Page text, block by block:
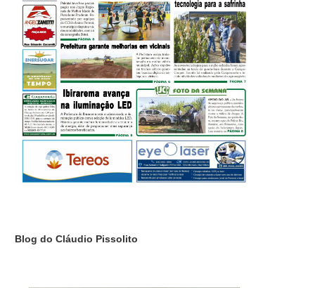
Blog do Cláudio Pissolito